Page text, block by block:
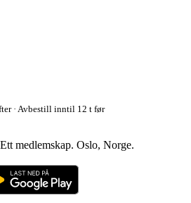
· Avbestill inntil 12 t før
medlemskap. Oslo, Norge.